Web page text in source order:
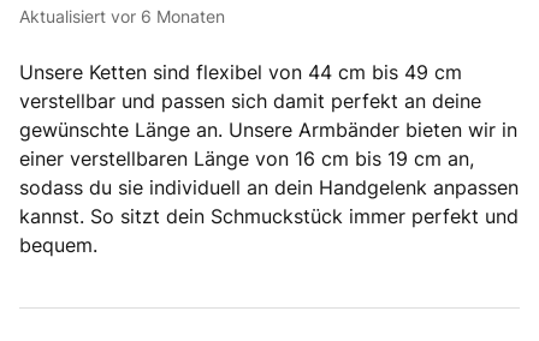
Aktualisiert vor 6 Monaten
Unsere Ketten sind flexibel von 44 cm bis 49 cm
verstellbar und passen sich damit perfekt an deine
gewünschte Länge an. Unsere Armbänder bieten wir in
einer verstellbaren Länge von 16 cm bis 19 cm an,
sodass du sie individuell an dein Handgelenk anpassen
kannst. So sitzt dein Schmuckstück immer perfekt und
bequem.